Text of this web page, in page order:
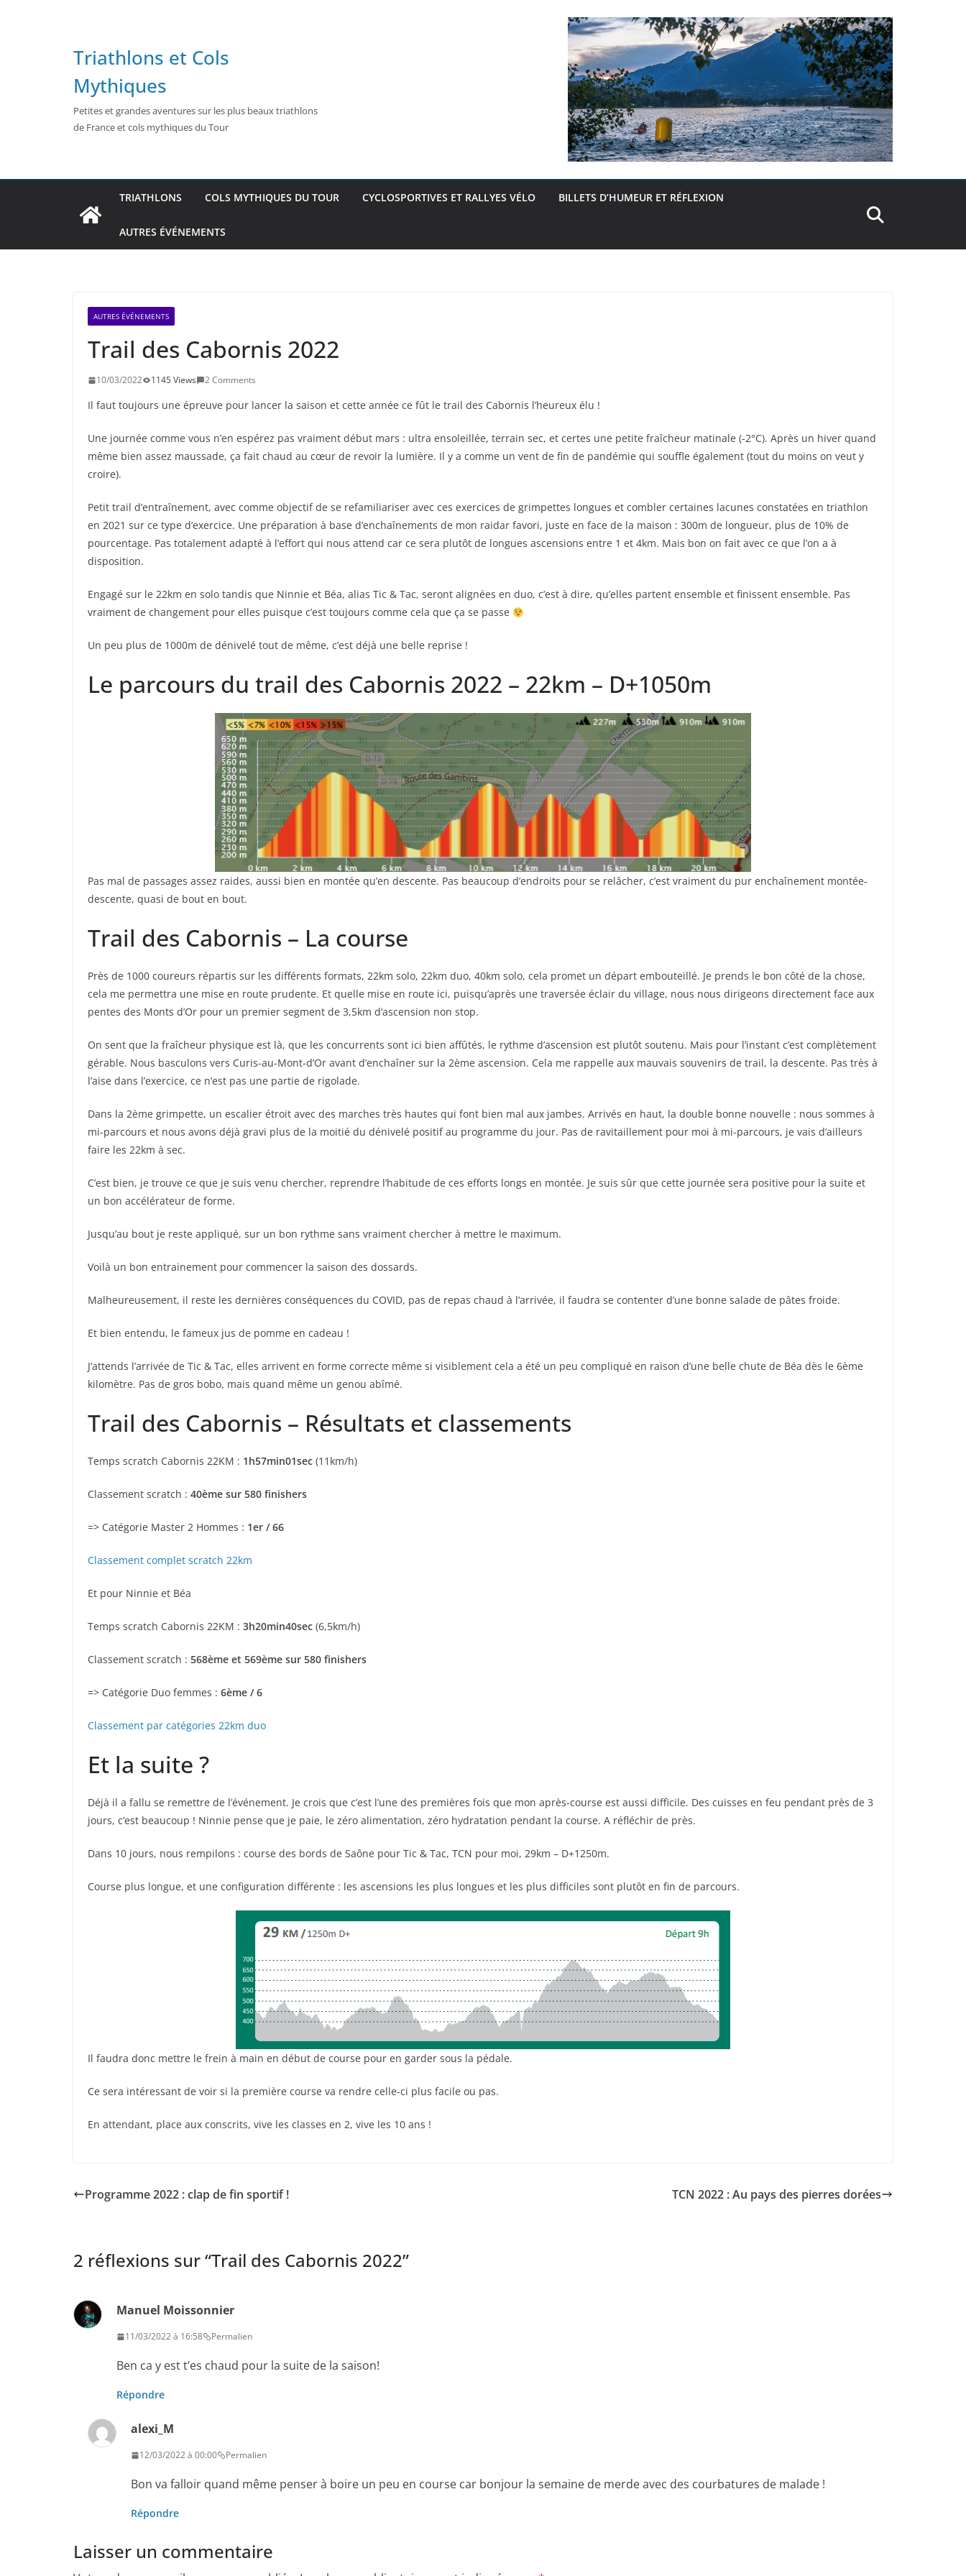
Triathlons et Cols
Mythiques
Petites et grandes aventures sur les plus beaux triathlons
de France et cols mythiques du Tour
TRIATHLONS COLS MYTHIQUES DU TOUR CYCLOSPORTIVES ET RALLYES VÉLO BILLETS D’HUMEUR ET RÉFLEXION
AUTRES ÉVÉNEMENTS
AUTRES ÉVÉNEMENTS
Trail des Cabornis 2022
10/03/2022 1145 Views 2 Comments
Il faut toujours une épreuve pour lancer la saison et cette année ce fût le trail des Cabornis l’heureux élu !
Une journée comme vous n’en espérez pas vraiment début mars : ultra ensoleillée, terrain sec, et certes une petite fraîcheur matinale (-2°C). Après un hiver quand
même bien assez maussade, ça fait chaud au cœur de revoir la lumière. Il y a comme un vent de fin de pandémie qui souffle également (tout du moins on veut y
croire).
Petit trail d’entraînement, avec comme objectif de se refamiliariser avec ces exercices de grimpettes longues et combler certaines lacunes constatées en triathlon
en 2021 sur ce type d’exercice. Une préparation à base d’enchaînements de mon raidar favori, juste en face de la maison : 300m de longueur, plus de 10% de
pourcentage. Pas totalement adapté à l’effort qui nous attend car ce sera plutôt de longues ascensions entre 1 et 4km. Mais bon on fait avec ce que l’on a à
disposition.
Engagé sur le 22km en solo tandis que Ninnie et Béa, alias Tic & Tac, seront alignées en duo, c’est à dire, qu’elles partent ensemble et finissent ensemble. Pas
vraiment de changement pour elles puisque c’est toujours comme cela que ça se passe
Un peu plus de 1000m de dénivelé tout de même, c’est déjà une belle reprise !
Le parcours du trail des Cabornis 2022 – 22km – D+1050m
Pas mal de passages assez raides, aussi bien en montée qu’en descente. Pas beaucoup d’endroits pour se relâcher, c’est vraiment du pur enchaînement montée-
descente, quasi de bout en bout.
Trail des Cabornis – La course
Près de 1000 coureurs répartis sur les différents formats, 22km solo, 22km duo, 40km solo, cela promet un départ embouteillé. Je prends le bon côté de la chose,
cela me permettra une mise en route prudente. Et quelle mise en route ici, puisqu’après une traversée éclair du village, nous nous dirigeons directement face aux
pentes des Monts d’Or pour un premier segment de 3,5km d’ascension non stop.
On sent que la fraîcheur physique est là, que les concurrents sont ici bien affûtés, le rythme d’ascension est plutôt soutenu. Mais pour l’instant c’est complètement
gérable. Nous basculons vers Curis-au-Mont-d’Or avant d’enchaîner sur la 2ème ascension. Cela me rappelle aux mauvais souvenirs de trail, la descente. Pas très à
l’aise dans l’exercice, ce n’est pas une partie de rigolade.
Dans la 2ème grimpette, un escalier étroit avec des marches très hautes qui font bien mal aux jambes. Arrivés en haut, la double bonne nouvelle : nous sommes à
mi-parcours et nous avons déjà gravi plus de la moitié du dénivelé positif au programme du jour. Pas de ravitaillement pour moi à mi-parcours, je vais d’ailleurs
faire les 22km à sec.
C’est bien, je trouve ce que je suis venu chercher, reprendre l’habitude de ces efforts longs en montée. Je suis sûr que cette journée sera positive pour la suite et
un bon accélérateur de forme.
Jusqu’au bout je reste appliqué, sur un bon rythme sans vraiment chercher à mettre le maximum.
Voilà un bon entrainement pour commencer la saison des dossards.
Malheureusement, il reste les dernières conséquences du COVID, pas de repas chaud à l’arrivée, il faudra se contenter d’une bonne salade de pâtes froide.
Et bien entendu, le fameux jus de pomme en cadeau !
J’attends l’arrivée de Tic & Tac, elles arrivent en forme correcte même si visiblement cela a été un peu compliqué en raison d’une belle chute de Béa dès le 6ème
kilomètre. Pas de gros bobo, mais quand même un genou abîmé.
Trail des Cabornis – Résultats et classements
Temps scratch Cabornis 22KM : 1h57min01sec (11km/h)
Classement scratch : 40ème sur 580 finishers
=> Catégorie Master 2 Hommes : 1er / 66
Classement complet scratch 22km
Et pour Ninnie et Béa
Temps scratch Cabornis 22KM : 3h20min40sec (6,5km/h)
Classement scratch : 568ème et 569ème sur 580 finishers
=> Catégorie Duo femmes : 6ème / 6
Classement par catégories 22km duo
Et la suite ?
Déjà il a fallu se remettre de l’événement. Je crois que c’est l’une des premières fois que mon après-course est aussi difficile. Des cuisses en feu pendant près de 3
jours, c’est beaucoup ! Ninnie pense que je paie, le zéro alimentation, zéro hydratation pendant la course. A réfléchir de près.
Dans 10 jours, nous rempilons : course des bords de Saône pour Tic & Tac, TCN pour moi, 29km – D+1250m.
Course plus longue, et une configuration différente : les ascensions les plus longues et les plus difficiles sont plutôt en fin de parcours.
Il faudra donc mettre le frein à main en début de course pour en garder sous la pédale.
Ce sera intéressant de voir si la première course va rendre celle-ci plus facile ou pas.
En attendant, place aux conscrits, vive les classes en 2, vive les 10 ans !
Programme 2022 : clap de fin sportif ! TCN 2022 : Au pays des pierres dorées
2 réflexions sur “Trail des Cabornis 2022”
Manuel Moissonnier
11/03/2022 à 16:58 Permalien
Ben ca y est t’es chaud pour la suite de la saison!
Répondre
alexi_M
12/03/2022 à 00:00 Permalien
Bon va falloir quand même penser à boire un peu en course car bonjour la semaine de merde avec des courbatures de malade !
Répondre
Laisser un commentaire